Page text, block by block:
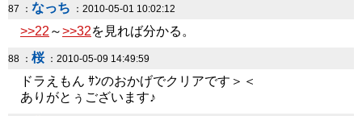
87 ： なっち ：2010-05-01 10:02:12
>>22 ～>>32を見れば分かる。
88 ： 桜：2010-05-09 14:49:59
ドラえもん ｻﾝのおかげでクリアです＞＜
ありがとぅございます♪